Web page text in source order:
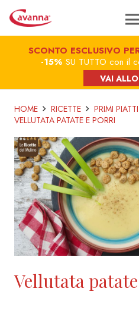
SCONTO ESCLUSIVO
-15% SU TUTTO con il
VAI
HOME RICETTE
PRIMI PIATTI
VELLUTATA PATATE E PORRI
Vellutata